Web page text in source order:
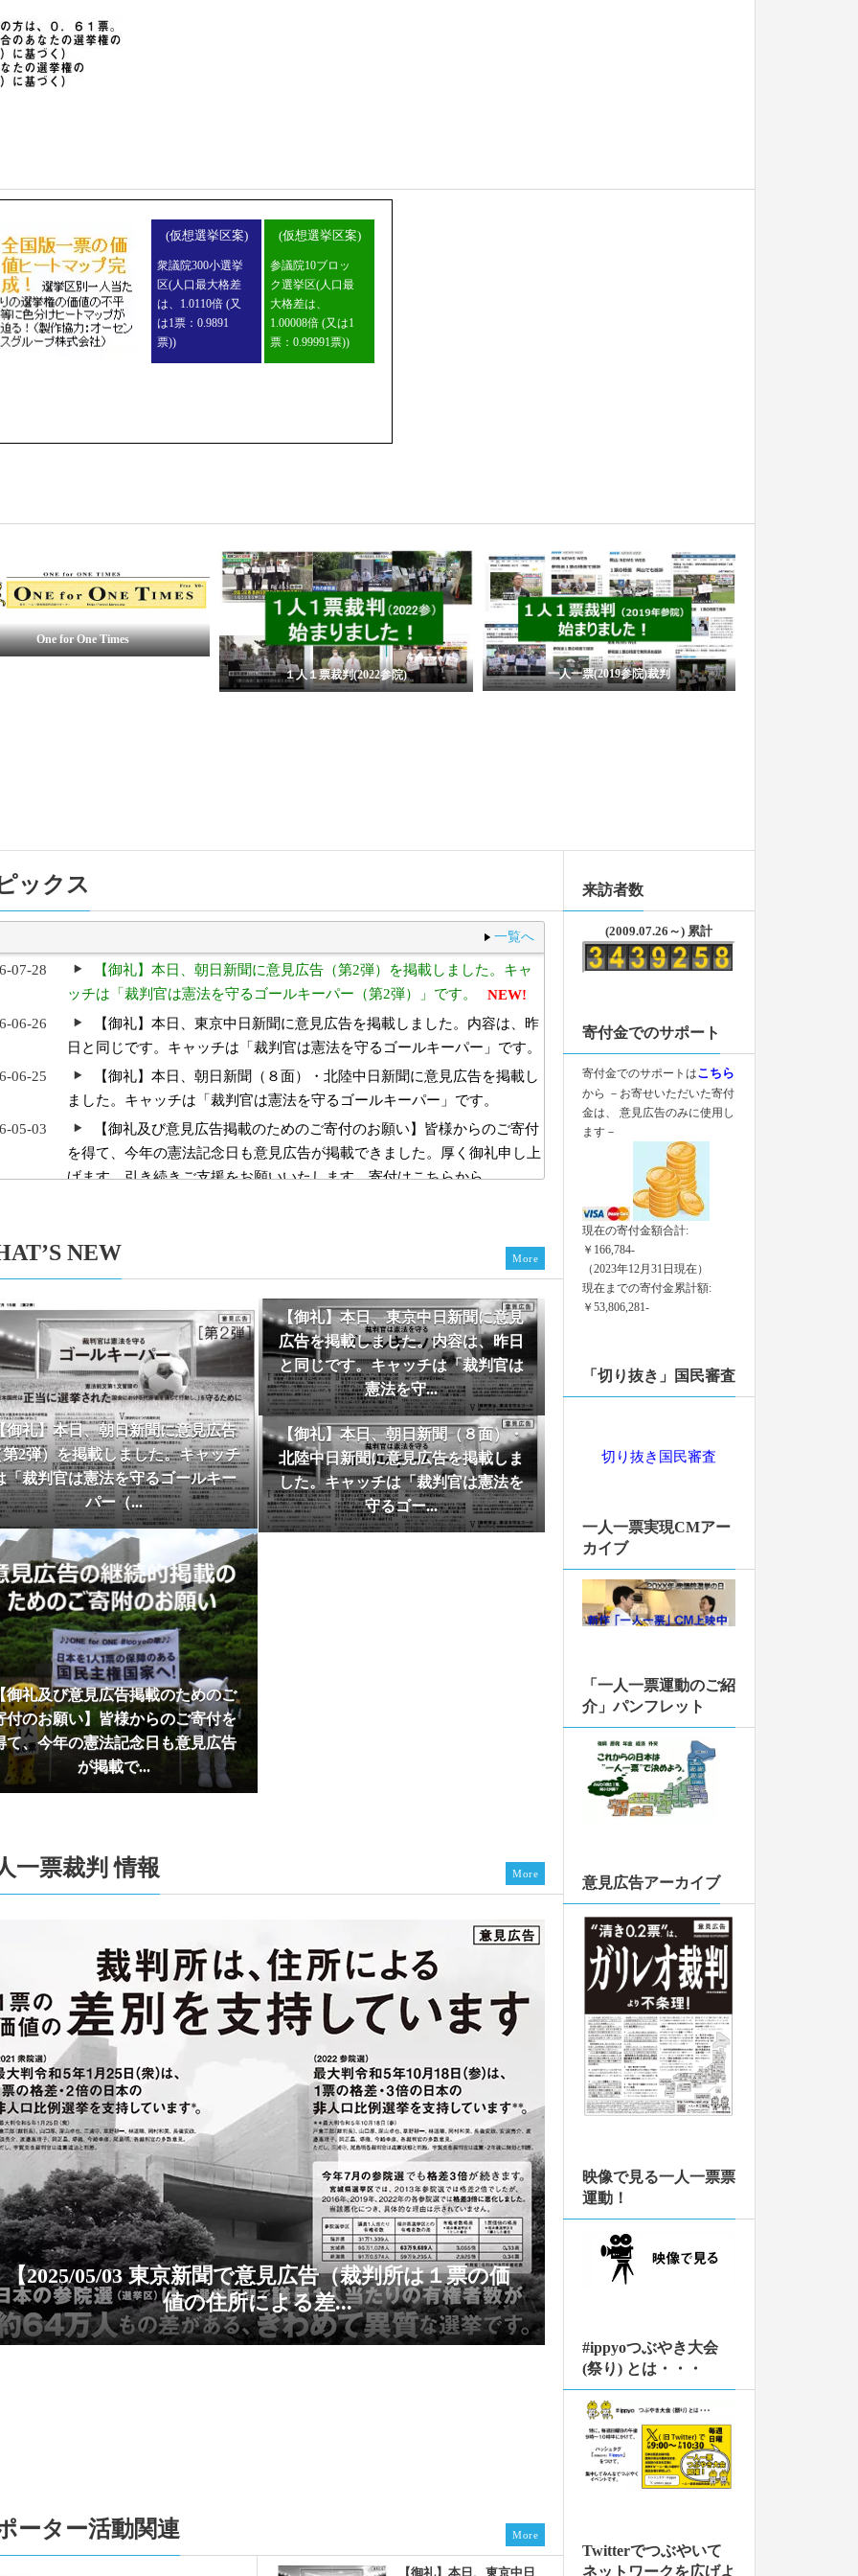
(仮想選挙区案)
衆議院300小選挙
区(人口最大格差
は、1.0110倍 (又
は1票：0.9891
票))
(仮想選挙区案)
参議院10ブロッ
ク選挙区(人口最
大格差は、
1.00008倍 (又は1
票：0.99991票))
One for One Times
１人１票裁判(2022参院) 一人一票(2019参院)裁判
ックス
一覧へ
07-28
【御礼】本日、朝日新聞に意見広告（第2弾）を掲載しました。キャ
ッチは「裁判官は憲法を守るゴールキーパー（第2弾）」です。
NEW!
06-26
【御礼】本日、東京中日新聞に意見広告を掲載しました。内容は、昨
日と同じです。キャッチは「裁判官は憲法を守るゴールキーパー」です。
06-25
【御礼】本日、朝日新聞（８面）・北陸中日新聞に意見広告を掲載し
ました。キャッチは「裁判官は憲法を守るゴールキーパー」です。
05-03
【御礼及び意見広告掲載のためのご寄付のお願い】皆様からのご寄付
を得て、今年の憲法記念日も意見広告が掲載できました。厚く御礼申し上
げます。引き続きご支援をお願いいたします。寄付はこちらから
01-31
１人１票裁判（2025年参院）裁判情報を追加しました
行しました】
06-08
１人１票裁判（2024年衆院）裁判情報を追加しました
05-03
【2025/05/03 東京新聞で意見広告（裁判所は１票の価値の住所による
差別を支持しています）が掲載されました】
05-03
【御礼及び意見広告掲載のためのご寄付のお願い】皆様からのご寄付
を得て、今年の憲法記念日も意見広告が掲載できました。厚く御礼申し上
げます。引き続きご支援をお願いいたします。寄付はこちらから
02-12
１人１票裁判（2024年衆院）裁判情報を追加しました
01-01
2025年一人一票元年を期して、トップページの動画を更新しました。
0.6票君が祝ダンスを準備中
10-24
【10/27衆院選＆最高裁裁判官国民審査用の「切り抜き」ダンスバー
ジョンが公開されました】
10-24
【2024/10/20付東京新聞に最高裁裁判官国民審査用の「切り抜き」意
見広告が掲載されました】
10-24
【10/27衆院選＆最高裁裁判官国民審査用の「切り抜き」を掲載しま
した】
08-28
【2024/08/28付東京新聞にサポーター鶴本圭子さんのインタビュー記
事が掲載されました（記事リンク）】
08-25
【2024/08/04付東京新聞に升永英俊弁護士のインタビュー記事が掲載
行しました】
07-02
6/29「選挙権・選挙制度および国民の政治参加に関する比較法的研
【御礼及び意見広告掲載のためのご寄付のお願い】皆様からのご寄付
を得て、今年の憲法記念日も意見広告が掲載できました。厚く御礼申し上
げます。引き続きご支援をお願いいたします。寄付はこちらから
05-03
【2024/05/03 東京新聞で意見広告（教えて0.6票君！）が掲載されま
した】
04-03
【サポーター有志による新聞 「One for One Times」 20240401号を発
行しました】
10-11
１人１票裁判（2022参）大法廷判決期日情報を追加しました。
09-16
１人１票裁判（2022参）大法廷弁論期日情報を追加しました。
06-27
【１人１票実現CM（第15弾）「シカ物語」（4部作）完成！】サポー
ター有志による新作動画です。是非動画をご覧になって感想をSNSに投稿
して下さい！（１動画：各30秒） >>> こちらをクリック。】
06-27
【一人一票実現CMアーカイブに動画を追加しました！】懐かしの
動画や新作動画をご覧になって感想をSNSに投稿して下さい！】>>> こ
ちらをクリック。】
05-03
【御礼及び意見広告掲載のためのご寄付のお願い】皆様からのご寄付
ゆる1票の格差が最大で2.08倍だったことが憲法に違反するか争われてい
る裁判についての最高裁判所大法廷を明日に控え、この「一票の格差」の
NEW
御礼】本日、朝日新聞に意見広告
第2弾）を掲載しました。キャッチ
「裁判官は憲法を守るゴールキー
パー（...
Jul
2026
【御礼】本日、東京中日新聞に意見
広告を掲載しました。内容は、昨日
と同じです。キャッチは「裁判官は
憲法を守...
2026
【御礼】本日、朝日新聞（８面）・
北陸中日新聞に意見広告を掲載しま
した。キャッチは「裁判官は憲法を
守るゴー...
Jun
2026
御礼及び意見広告掲載のためのご
付のお願い】皆様からのご寄付を
て、今年の憲法記念日も意見広告
が掲載で...
May
2026
More
一票裁判 情報
【2025/05/03 東京新聞で意見広告（裁判所は１票の価
値の住所による差...
【御礼及び意見広告掲載の
様からのご寄付を
More
ーター活動関連
【御礼】本日、東京中日
More
ップ Tag Cloud アーカイブ
来訪者数
(2009.07.26～) 累計
寄付金でのサポート
寄付金でのサポートはこちら
から －お寄せいただいた寄付
金は、 意見広告のみに使用し
ます－
現在の寄付金額合計:
￥166,784-
（2023年12月31日現在）
現在までの寄付金累計額:
￥53,806,281-
「切り抜き」国民審査
切り抜き国民審査
一人一票実現CMアー
カイブ
「一人一票運動のご紹
介」パンフレット
意見広告アーカイブ
映像で見る一人一票票
運動！
#ippyoつぶやき大会
(祭り) とは・・・
Twitterでつぶやいて
ネットワークを広げよ